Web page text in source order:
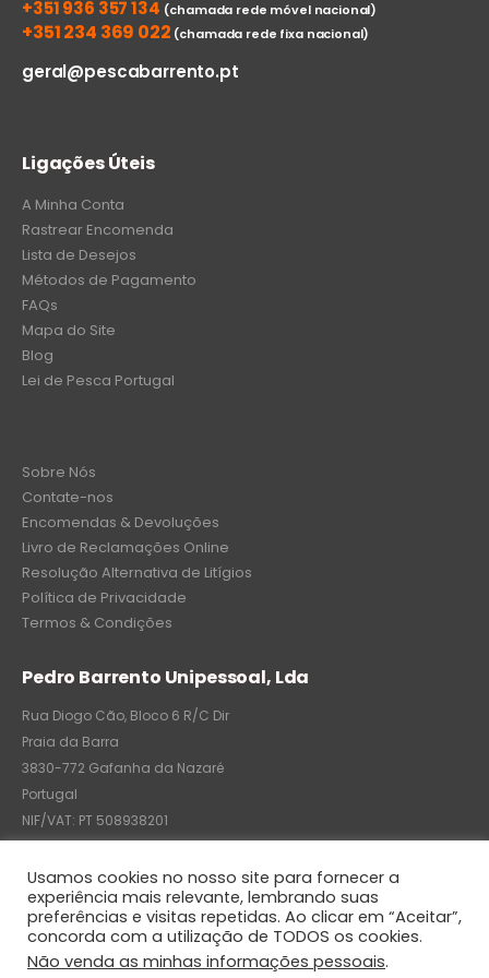
+351 936 357 134 (chamada rede móvel nacional)
+351 234 369 022 (chamada rede fixa nacional)
geral@pescabarrento.pt
Ligações Úteis
A Minha Conta
Rastrear Encomenda
Lista de Desejos
Métodos de Pagamento
FAQs
Mapa do Site
Blog
Lei de Pesca Portugal
Sobre Nós
Contate-nos
Encomendas & Devoluções
Livro de Reclamações Online
Resolução Alternativa de Litígios
Política de Privacidade
Termos & Condições
Pedro Barrento Unipessoal, Lda
Rua Diogo Cão, Bloco 6 R/C Dir
Praia da Barra
3830-772 Gafanha da Nazaré
Portugal
NIF/VAT: PT 508938201
C.R.C.: 7004-8522-6075
© Pedro Barrento Unipessoal, Lda. 2020. All Rights Reserved
Usamos cookies no nosso site para fornecer a
experiência mais relevante, lembrando suas
preferências e visitas repetidas. Ao clicar em “Aceitar”,
concorda com a utilização de TODOS os cookies.
Não venda as minhas informações pessoais.